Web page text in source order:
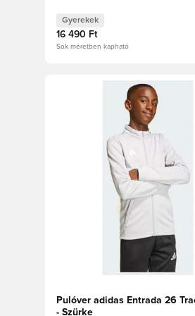
Gyerekek
16 490 Ft
Sok méretben kapható
Megnyit egy modált a
Pulóver adidas Entrada 26
- Szürke